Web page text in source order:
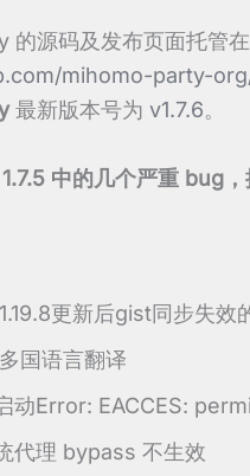
的源码及发布页面托管
mihomo-party-
最新版本号为 v1.7.6。
中的几个严重 bug
更新后gist同步失效
国语言翻译
动Error: EACCES:
代理 bypass 不生效